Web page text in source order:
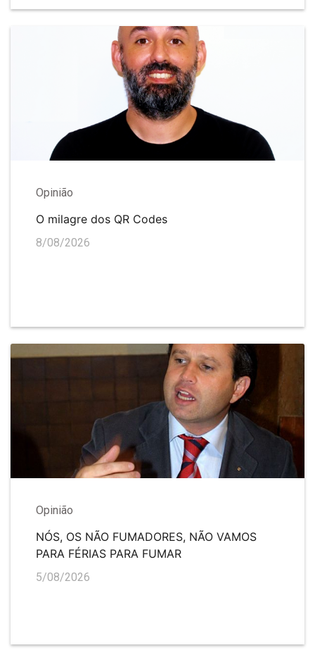
Opinião
O milagre dos QR Codes
8/08/2026
Opinião
NÓS, OS NÃO FUMADORES, NÃO VAMOS
PARA FÉRIAS PARA FUMAR
5/08/2026